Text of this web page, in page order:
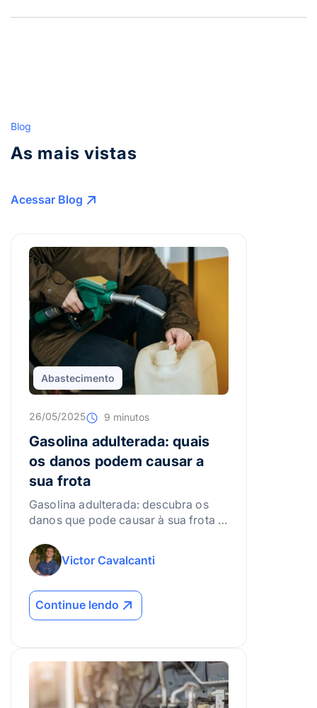
Blog
As mais vistas
Acessar Blog
Abastecimento
26/05/2025 9 minutos
Gasolina adulterada: quais
os danos podem causar a
sua frota
Gasolina adulterada: descubra os
danos que pode causar à sua frota e
desempenho e manutenção.
Victor Cavalcanti
Continue lendo